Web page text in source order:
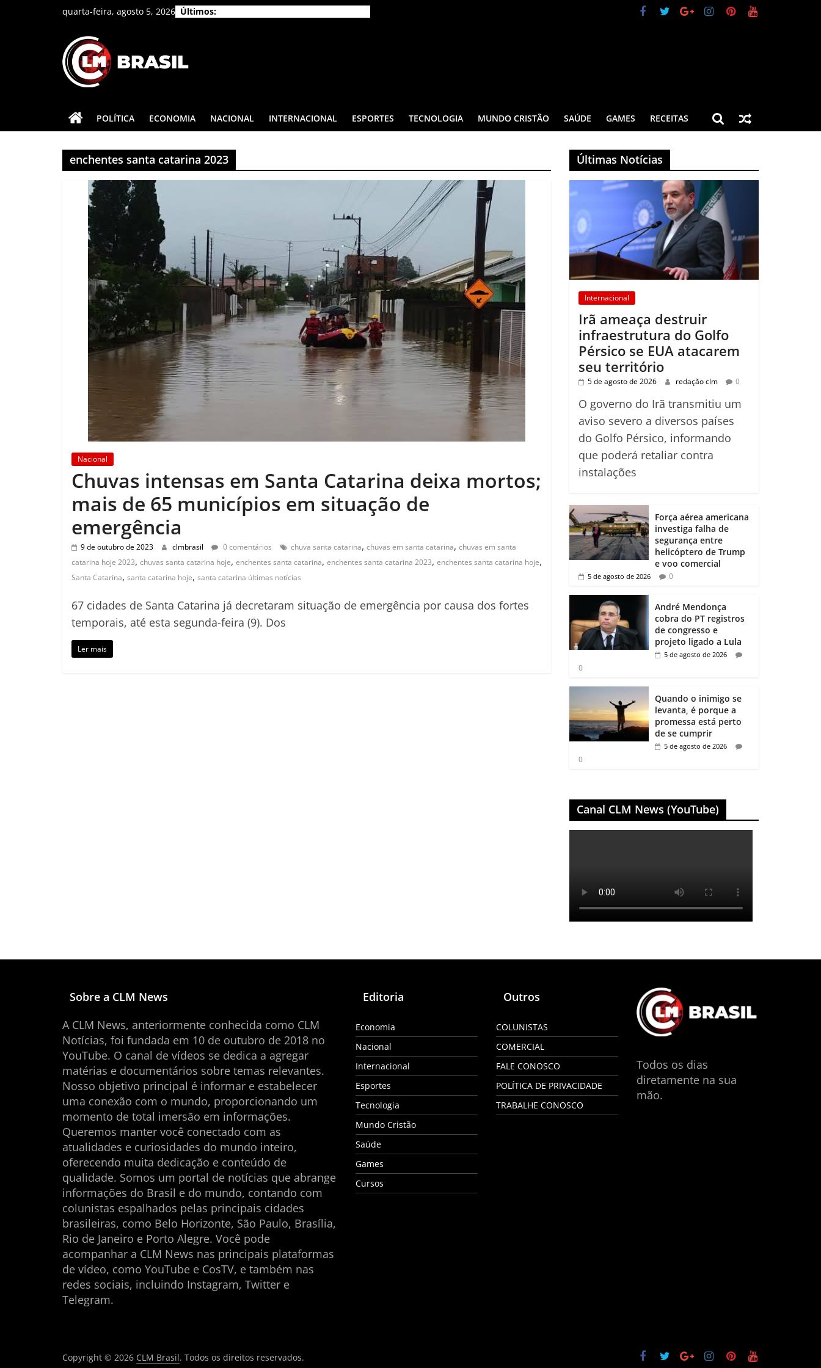
quarta-feira, agosto 5, 2026 Últimos:
CLM
Brasil
As
principais
notícias
Brasil
mundo.
POLÍTICA ECONOMIA NACIONAL INTERNACIONAL ESPORTES TECNOLOGIA MUNDO CRISTÃO SAÚDE GAMES RECEITAS
enchentes santa catarina 2023
Nacional
Chuvas intensas em Santa Catarina deixa mortos;
mais de 65 municípios em situação de
emergência
9 de outubro de 2023 clmbrasil 0 comentários chuva santa catarina, chuvas em santa catarina, chuvas em santa
catarina hoje 2023, chuvas santa catarina hoje, enchentes santa catarina, enchentes santa catarina 2023, enchentes santa catarina hoje,
Santa Catarina, santa catarina hoje, santa catarina últimas notícias
67 cidades de Santa Catarina já decretaram situação de emergência por causa dos fortes
temporais, até esta segunda-feira (9). Dos
Ler mais
Últimas Notícias
Internacional
Irã ameaça destruir
infraestrutura do Golfo
Pérsico se EUA atacarem
seu território
5 de agosto de 2026 redação clm 0
O governo do Irã transmitiu um
aviso severo a diversos países
do Golfo Pérsico, informando
que poderá retaliar contra
instalações
Força aérea americana
investiga falha de
segurança entre
helicóptero de Trump
e voo comercial
5 de agosto de 2026 0
André Mendonça
cobra do PT registros
de congresso e
projeto ligado a Lula
5 de agosto de 2026
0
Quando o inimigo se
levanta, é porque a
promessa está perto
de se cumprir
5 de agosto de 2026
0
Canal CLM News (YouTube)
Sobre a CLM News
A CLM News, anteriormente conhecida como CLM
Notícias, foi fundada em 10 de outubro de 2018 no
YouTube. O canal de vídeos se dedica a agregar
matérias e documentários sobre temas relevantes.
Nosso objetivo principal é informar e estabelecer
uma conexão com o mundo, proporcionando um
momento de total imersão em informações.
Queremos manter você conectado com as
atualidades e curiosidades do mundo inteiro,
oferecendo muita dedicação e conteúdo de
qualidade. Somos um portal de notícias que abrange
informações do Brasil e do mundo, contando com
colunistas espalhados pelas principais cidades
brasileiras, como Belo Horizonte, São Paulo, Brasília,
Rio de Janeiro e Porto Alegre. Você pode
acompanhar a CLM News nas principais plataformas
de vídeo, como YouTube e CosTV, e também nas
redes sociais, incluindo Instagram, Twitter e
Telegram.
Editoria
Economia
Nacional
Internacional
Esportes
Tecnologia
Mundo Cristão
Saúde
Games
Cursos
Outros
COLUNISTAS
COMERCIAL
FALE CONOSCO
POLÍTICA DE PRIVACIDADE
TRABALHE CONOSCO
Todos os dias
diretamente na sua
mão.
Copyright © 2026 CLM Brasil. Todos os direitos reservados.